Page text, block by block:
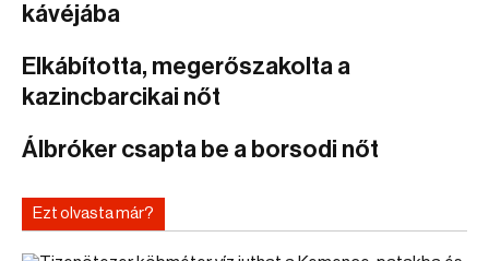
kávéjába
Elkábította, megerőszakolta a
kazincbarcikai nőt
Álbróker csapta be a borsodi nőt
Ezt olvasta már?